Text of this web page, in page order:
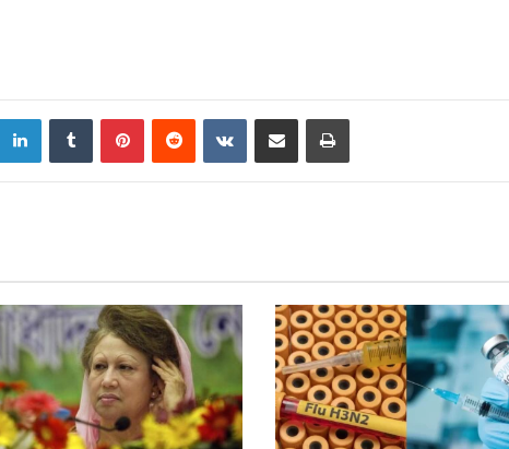
LinkedInTumblrPinterestReddit VKontakte
Share via Email Print